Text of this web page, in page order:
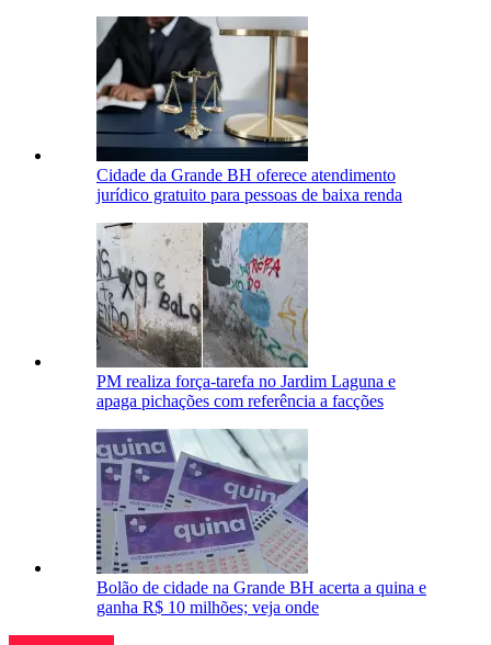
Cidade da Grande BH oferece atendimento
jurídico gratuito para pessoas de baixa renda
PM realiza força-tarefa no Jardim Laguna e
apaga pichações com referência a facções
Bolão de cidade na Grande BH acerta a quina e
ganha R$ 10 milhões; veja onde